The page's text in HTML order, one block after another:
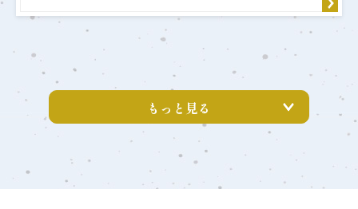
もっと見る